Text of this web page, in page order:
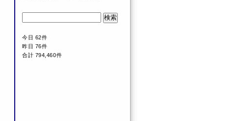
今日 62件
昨日 76件
合計 794,460件